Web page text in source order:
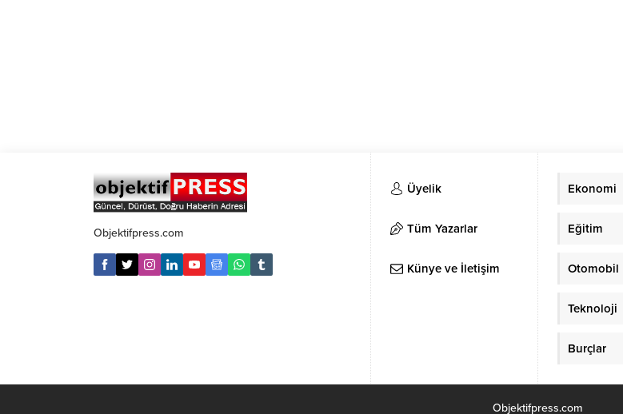
Objektifpress.com
Üyelik
Tüm Yazarlar
Künye ve İletişim
Ekonomi
Eğitim
Otomobil
Teknoloji
Burçlar
Objektifpress.com